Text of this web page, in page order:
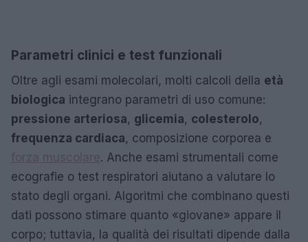
Parametri clinici e test funzionali
Oltre agli esami molecolari, molti calcoli della età
biologica integrano parametri di uso comune:
pressione arteriosa, glicemia, colesterolo,
frequenza cardiaca, composizione corporea e
. Anche esami strumentali come
ecografie o test respiratori aiutano a valutare lo
stato degli organi. Algoritmi che combinano questi
dati possono stimare quanto «giovane» appare il
corpo; tuttavia, la qualità dei risultati dipende dalla